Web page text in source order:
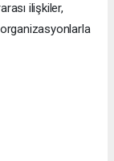
ilişkiler,